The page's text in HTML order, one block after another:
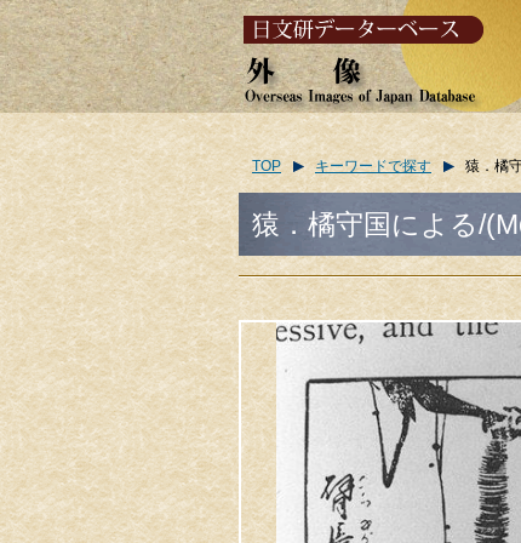
TOP キーワードで探す 猿．橘
猿．橘守国による/